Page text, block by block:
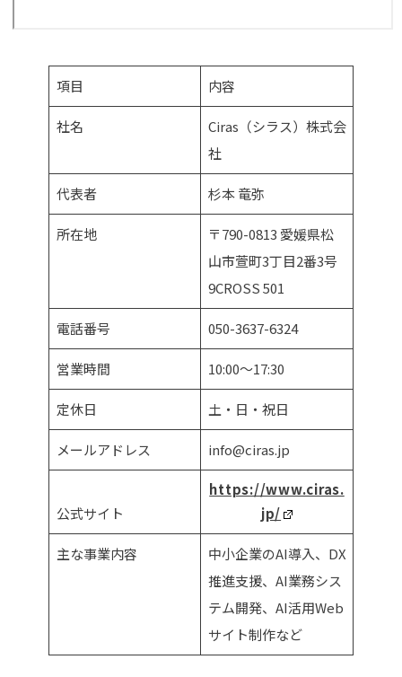
項目 内容
社名
Ciras（シラス）株式会
社
代表者 杉本 竜弥
所在地
〒790-0813 愛媛県松
山市萱町3丁目2番3号
9CROSS 501
電話番号 050-3637-6324
営業時間 10:00〜17:30
定休日 土・日・祝日
メールアドレス info@ciras.jp
公式サイト
https://www.ciras.
jp/
主な事業内容
中小企業のAI導入、DX
推進支援、AI業務シス
テム開発、AI活用Web
サイト制作など